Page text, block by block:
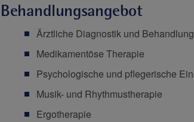
Behandlungsangebot
Ärztliche Diagnostik und Behandlung
Medikamentöse Therapie
Psychologische und pflegerische
Musik- und Rhythmustherapie
Ergotherapie